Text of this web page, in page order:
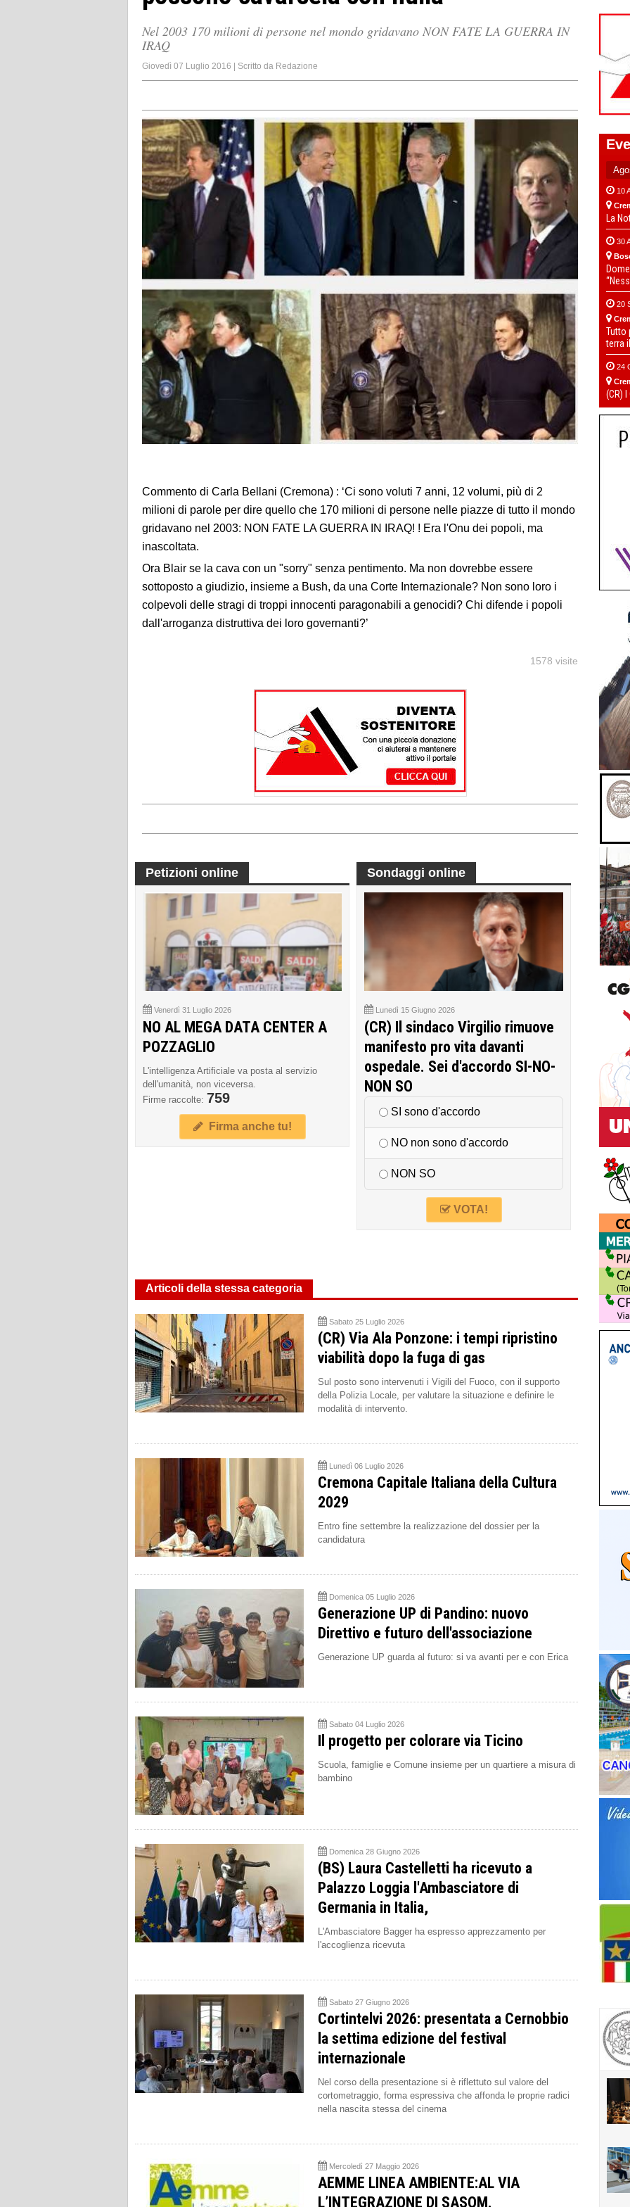
Nel 2003 170 milioni di persone nel mondo gridavano NON FATE LA GUERRA IN
IRAQ
Giovedì 07 Luglio 2016 | Scritto da Redazione
Commento di Carla Bellani (Cremona) : ‘Ci sono voluti 7 anni, 12 volumi, più di 2
milioni di parole per dire quello che 170 milioni di persone nelle piazze di tutto il mondo
gridavano nel 2003: NON FATE LA GUERRA IN IRAQ! ! Era l'Onu dei popoli, ma
inascoltata.
Ora Blair se la cava con un "sorry" senza pentimento. Ma non dovrebbe essere
sottoposto a giudizio, insieme a Bush, da una Corte Internazionale? Non sono loro i
colpevoli delle stragi di troppi innocenti paragonabili a genocidi? Chi difende i popoli
dall'arroganza distruttiva dei loro governanti?’
1578 visite
Petizioni online
Venerdì 31 Luglio 2026
NO AL MEGA DATA CENTER A
POZZAGLIO
L'intelligenza Artificiale va posta al servizio
dell'umanità, non viceversa.
Firme raccolte: 759
Firma anche tu!
Sondaggi online
Lunedì 15 Giugno 2026
(CR) Il sindaco Virgilio rimuove
manifesto pro vita davanti
ospedale. Sei d'accordo SI-NO-
NON SO
SI sono d'accordo
NO non sono d'accordo
NON SO
VOTA!
Articoli della stessa categoria
Sabato 25 Luglio 2026
(CR) Via Ala Ponzone: i tempi ripristino
viabilità dopo la fuga di gas
Sul posto sono intervenuti i Vigili del Fuoco, con il supporto
della Polizia Locale, per valutare la situazione e definire le
modalità di intervento.
Lunedì 06 Luglio 2026
Cremona Capitale Italiana della Cultura
2029
Entro fine settembre la realizzazione del dossier per la
candidatura
Domenica 05 Luglio 2026
Generazione UP di Pandino: nuovo
Direttivo e futuro dell'associazione
Generazione UP guarda al futuro: si va avanti per e con Erica
Sabato 04 Luglio 2026
Il progetto per colorare via Ticino
Scuola, famiglie e Comune insieme per un quartiere a misura di
bambino
Domenica 28 Giugno 2026
(BS) Laura Castelletti ha ricevuto a
Palazzo Loggia l'Ambasciatore di
Germania in Italia,
L'Ambasciatore Bagger ha espresso apprezzamento per
l'accoglienza ricevuta
Sabato 27 Giugno 2026
Cortintelvi 2026: presentata a Cernobbio
la settima edizione del festival
internazionale
Nel corso della presentazione si è riflettuto sul valore del
cortometraggio, forma espressiva che affonda le proprie radici
nella nascita stessa del cinema
Mercoledì 27 Maggio 2026
AEMME LINEA AMBIENTE:AL VIA
L’INTEGRAZIONE DI SASOM.
10
La
30
20
Tutto
terra
24
(CR)